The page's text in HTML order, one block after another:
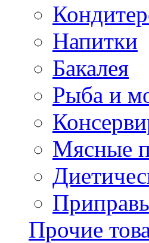
Напитки
Бакалея
Рыба и
Мясные
Прочие